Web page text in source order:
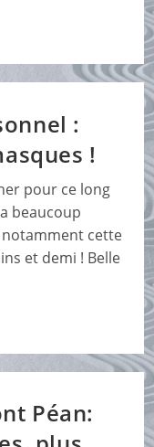
:
!
pour ce long
beaucoup
notamment cette
et demi ! Belle
Péan: